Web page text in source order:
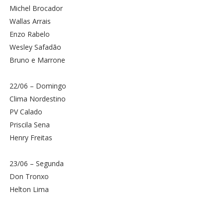
Michel Brocador
Wallas Arrais
Enzo Rabelo
Wesley Safadão
Bruno e Marrone
22/06 – Domingo
Clima Nordestino
PV Calado
Priscila Sena
Henry Freitas
23/06 – Segunda
Don Tronxo
Helton Lima